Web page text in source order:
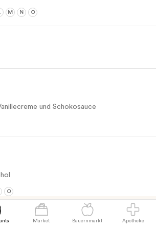
M N O
und Schokosauce
O
Market Bauernmarkt Apotheke